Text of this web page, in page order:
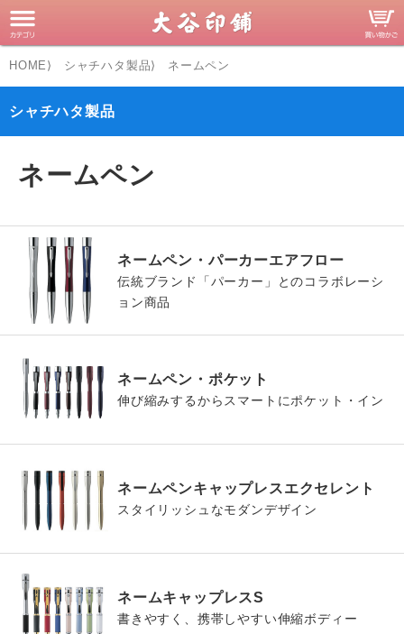
HOME シャチハタ製品 ネームペン
シャチハタ製品
ネームペン
ネームペン・パーカーエアフロー
伝統ブランド「パーカー」とのコラボレーシ
ョン商品
ネームペン・ポケット
伸び縮みするからスマートにポケット・イン
ネームペンキャップレスエクセレント
スタイリッシュなモダンデザイン
ネームキャップレスS
書きやすく、携帯しやすい伸縮ボディー